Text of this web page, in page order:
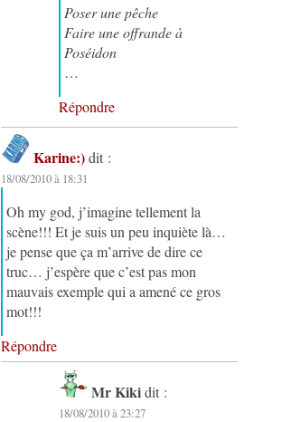
Poser une pêche
Faire une offrande à
Poséidon
…
Répondre
Karine:) dit :
18/08/2010 à 18:31
Oh my god, j’imagine tellement la
scène!!! Et je suis un peu inquiète là…
je pense que ça m’arrive de dire ce
truc… j’espère que c’est pas mon
mauvais exemple qui a amené ce gros
mot!!!
Répondre
Mr Kiki dit :
18/08/2010 à 23:27